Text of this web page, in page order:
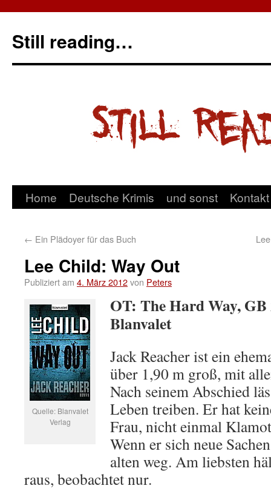
Still reading…
Home Deutsche Krimis und sonst Kontakt
← Ein Plädoyer für das Buch
Lee Child: Way Out
Publiziert am 4. März 2012von Peters
Quelle: Blanvalet
Verlag
OT: The Hard Way, GB
Blanvalet
Jack Reacher ist ein
über 1,90 m groß, mit
Nach seinem Abschied
Leben treiben. Er hat
Frau, nicht einmal
Wenn er sich neue
alten weg. Am liebsten
raus, beobachtet nur.